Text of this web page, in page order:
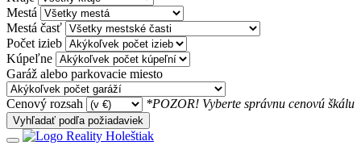
Mestá
Mestá časť
Počet izieb
Kúpeľne
Garáž alebo parkovacie miesto
Cenový rozsah *POZOR! Vyberte správnu cenovú škálu
Vyhľadať podľa požiadaviek